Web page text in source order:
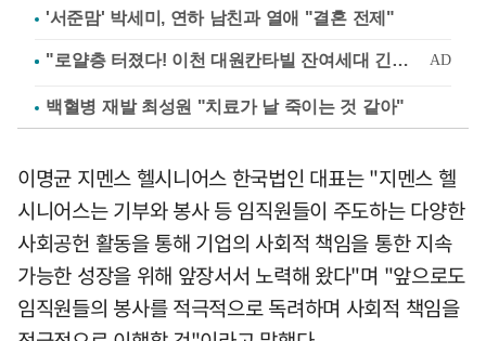
'서준맘' 박세미, 연하 남친과 열애 "결혼 전제"
백혈병 재발 최성원 "치료가 날 죽이는 것 같아"
이명균 지멘스 헬시니어스 한국법인 대표는 "지멘스 헬
시니어스는 기부와 봉사 등 임직원들이 주도하는 다양한
사회공헌 활동을 통해 기업의 사회적 책임을 통한 지속
가능한 성장을 위해 앞장서서 노력해 왔다"며 "앞으로도
임직원들의 봉사를 적극적으로 독려하며 사회적 책임을